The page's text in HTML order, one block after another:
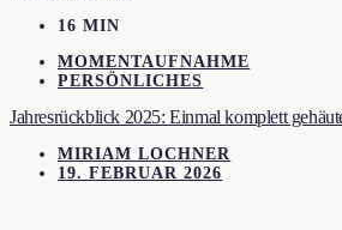
16 MIN
MOMENTAUFNAHME
PERSÖNLICHES
Jahresrückblick 2025: Einmal komplett
MIRIAM LOCHNER
19. FEBRUAR 2026